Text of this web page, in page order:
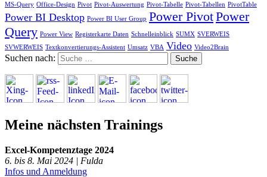
MS-Query Office-Design Pivot Pivot-Auswertung Pivot-Tabelle Pivot-Tabellen PivotTable
Power BI Desktop Power BI User Group Power PivotPower
Query Power View Registerkarte Daten Schnelleinblick SUMX SVERWEIS
SVWERWEIS Textkonvertierungs-Assistent Umsatz VBA Video Video2Brain
Suchen nach:
Meine nächsten Trainings
Excel-Kompetenztage 2024
6. bis 8. Mai 2024 | Fulda
Infos und Anmeldung